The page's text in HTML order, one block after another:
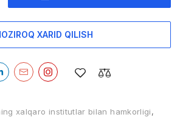
XARID QILISH
xalqaro institutlar bilan hamkorligi,